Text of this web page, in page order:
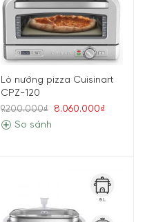
Lò nướng pizza Cuisinart
CPZ-120
9.200.000₫
8.060.000₫
So sánh